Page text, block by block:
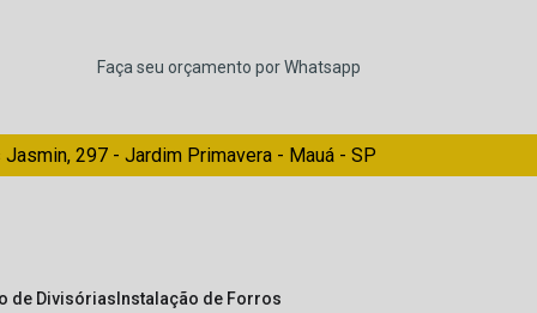
Faça seu orçamento por Whatsapp
297 - Jardim Primavera - Mauá - SP
de Divisórias Instalação de Forros